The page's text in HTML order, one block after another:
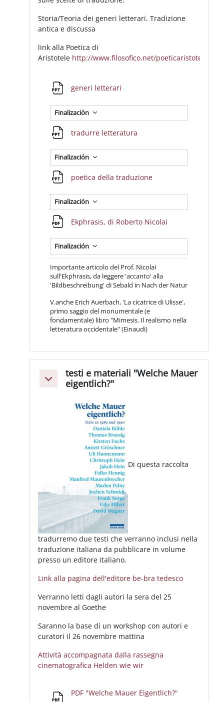
Storia/Teoria dei generi letterari. Tradizione
antica e discussa
link alla Poetica di
Aristotele http://www.filosofico.net/poeticaristotele.htm
generi letterari
Finalización
tradurre letteratura
Finalización
poetica della traduzione
Finalización
Ekphrasis, di Roberto Nicolai
Finalización
Importante articolo del Prof. Nicolai
sull'Ekphrasis, da leggere 'accanto' alla
'Bildbeschreibung' di Sebald in Nach der Natur
V.anche Erich Auerbach, 'La cicatrice di Ulisse',
primo saggio del monumentale (e
fondamentale) libro "Mimesis. Il realismo nella
letteratura occidentale" (Einaudi)
Colapsar
testi e materiali "Welche Mauer
eigentlich?"
Di questa raccolta
tradurremo due testi che verranno inclusi nella
traduzione italiana da pubblicare in volume
presso un editore italiano.
Link alla pagina dell'editore be-bra tedesco
Verranno letti dagli autori la sera del 25
novembre al Goethe
Saranno la base di un workshop con autori e
curatori il 26 novembre mattina
Attività accompagnata dalla rassegna
cinematografica Helden wie wir
PDF "Welche Mauer Eigentlich?"